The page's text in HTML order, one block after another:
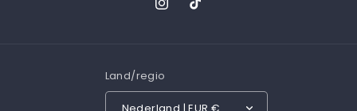
Instagram
TikTok
Land/regio
Nederland | EUR €